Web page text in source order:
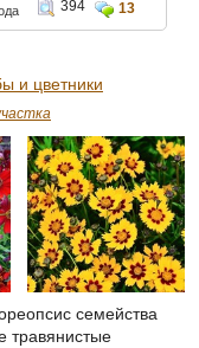
394 13
и цветники
семейства
травянистые